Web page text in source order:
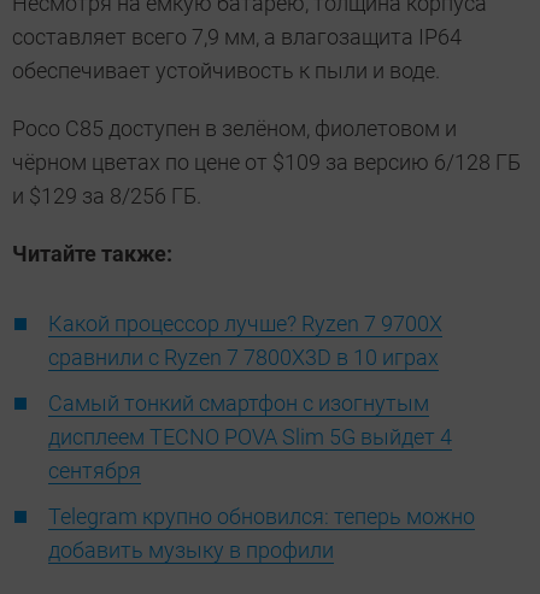
составляет всего 7,9 мм, а влагозащита IP64
обеспечивает устойчивость к пыли и воде.
Poco C85 доступен в зелёном, фиолетовом и
чёрном цветах по цене от $109 за версию 6/128 ГБ
и $129 за 8/256 ГБ.
Читайте также:
Какой процессор лучше? Ryzen 7 9700X
сравнили с Ryzen 7 7800X3D в 10 играх
Самый тонкий смартфон с изогнутым
дисплеем TECNO POVA Slim 5G выйдет 4
сентября
Telegram крупно обновился: теперь можно
добавить музыку в профили